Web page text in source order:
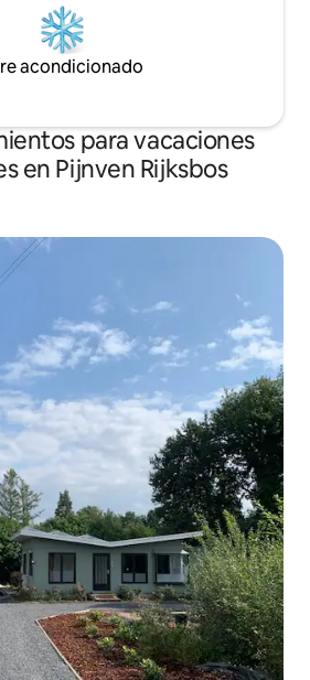
acondicionado
para vacaciones
en Pijnven Rijksbos